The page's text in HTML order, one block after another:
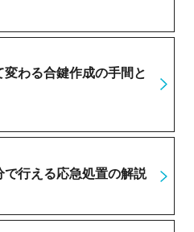
わる合鍵作成の手間と
行える応急処置の解説